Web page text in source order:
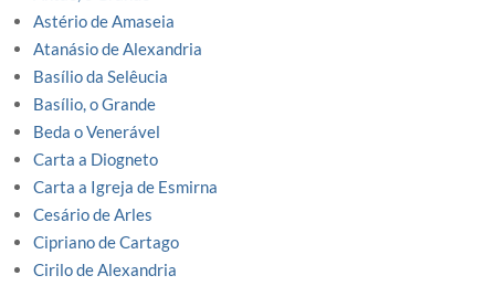
Astério de Amaseia
Atanásio de Alexandria
Basílio da Selêucia
Basílio, o Grande
Beda o Venerável
Carta a Diogneto
Carta a Igreja de Esmirna
Cesário de Arles
Cipriano de Cartago
Cirilo de Alexandria